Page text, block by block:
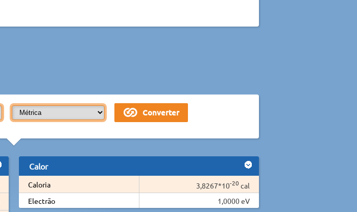
Calor
Caloria 3,8267*10-20 cal
Electrão
1,0000 eV